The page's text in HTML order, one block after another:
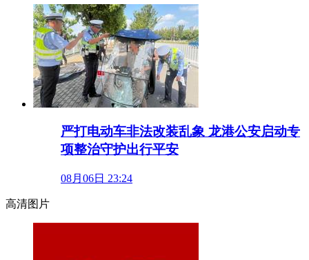
严打电动车非法改装乱象 龙港公安启动专
项整治守护出行平安
08月06日 23:24
高清图片